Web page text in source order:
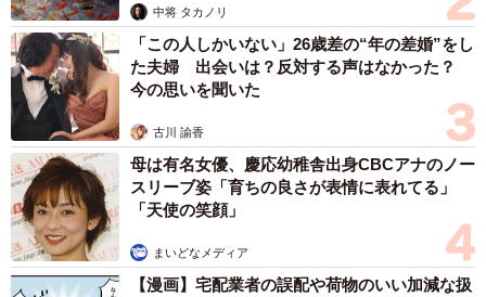
中将 タカノリ
「この人しかいない」26歳差の“年の差婚”をし
た夫婦 出会いは？反対する声はなかった？
今の思いを聞いた
古川 諭香
母は有名女優、慶応幼稚舎出身CBCアナのノー
スリーブ姿「育ちの良さが表情に表れてる」
「天使の笑顔」
まいどなメディア
【漫画】宅配業者の誤配や荷物のいい加減な扱